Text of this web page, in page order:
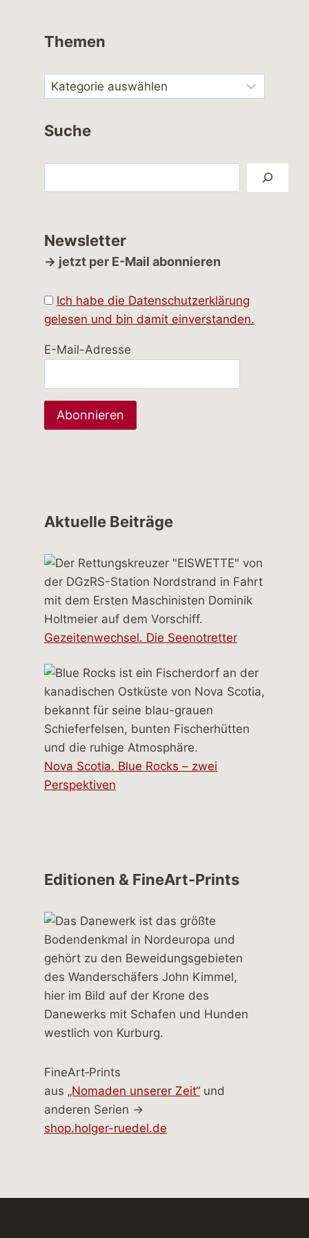
Themen
Suche
Newsletter
→ jetzt per E-Mail abonnieren
Ich habe die Datenschutzerklärung
gelesen und bin damit einverstanden.
E-Mail-Adresse
Aktuelle Beiträge
Gezeitenwechsel. Die Seenotretter
Nova Scotia. Blue Rocks – zwei
Perspektiven
Editionen & FineArt-Prints
FineArt‑Prints
aus „Nomaden unserer Zeit“ und
anderen Serien →
shop.holger-ruedel.de